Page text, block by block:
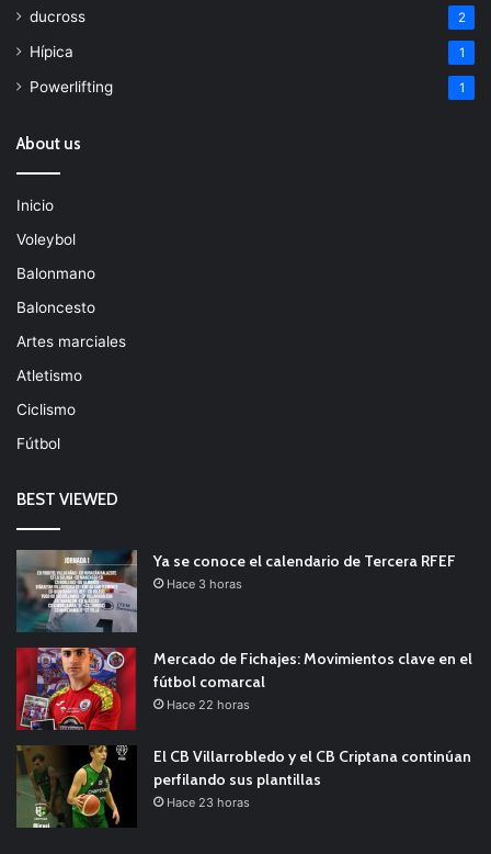
ducross 2
Hípica 1
Powerlifting 1
About us
Inicio
Voleybol
Balonmano
Baloncesto
Artes marciales
Atletismo
Ciclismo
Fútbol
BEST VIEWED
Ya se conoce el calendario de Tercera RFEF
Hace 3 horas
Mercado de Fichajes: Movimientos clave en el
fútbol comarcal
Hace 22 horas
El CB Villarrobledo y el CB Criptana continúan
perfilando sus plantillas
Hace 23 horas